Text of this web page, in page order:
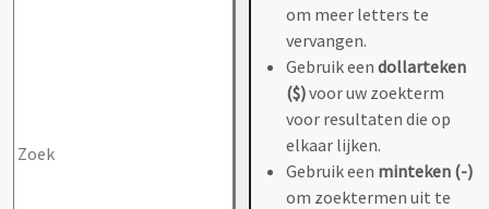
om meer letters te
vervangen.
Gebruik een dollarteken
($)voor uw zoekterm
voor resultaten die op
elkaar lijken.
Gebruik een minteken (-)
om zoektermen uit te